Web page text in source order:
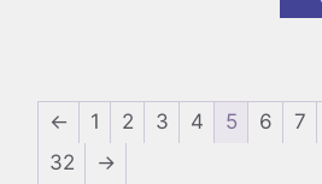
← 1 2 3 4 5 6 7
32
→